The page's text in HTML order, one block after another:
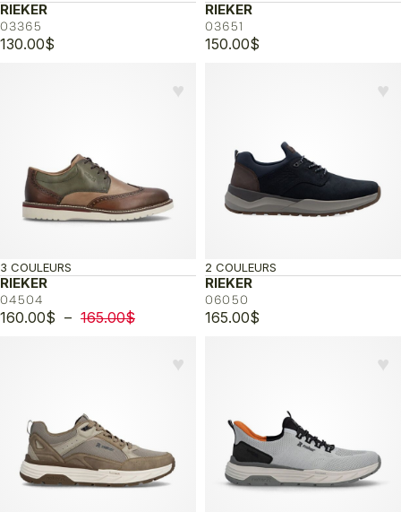
RIEKER
03365
130.00$
RIEKER
03651
150.00$
♥︎
RIEKER
04504
3 COULEURS
160.00$ – 165.00$Plage
♥︎
RIEKER
06050
2 COULEURS
165.00$
♥︎ ♥︎